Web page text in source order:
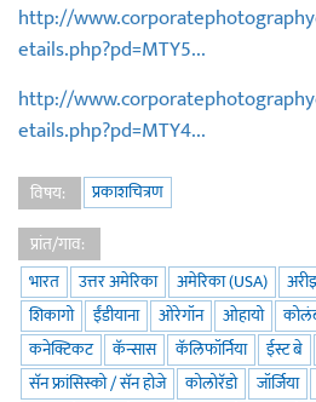
http://
etails.php?pd=MTY5...
http://
etails.php?pd=MTY4...
विषय:
प्रकाशचित्रण
प्रांत/गाव:
भारत
उत्तर अमेरिका अमेरिका (USA)
शिकागो
ईंडीयाना ओरेगॉन ओहायो
कनेक्टिकट
कॅन्सास कॅलिफॉर्निया ईस्ट बे
सॅन फ्रांसिस्को / सॅन होजे
कोलोरॅडो जॉर्जिया